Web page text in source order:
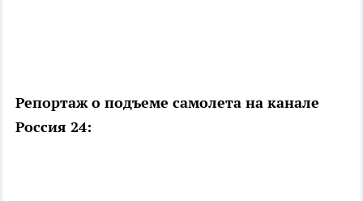
Репортаж о подъеме самолета на канале
Россия 24: